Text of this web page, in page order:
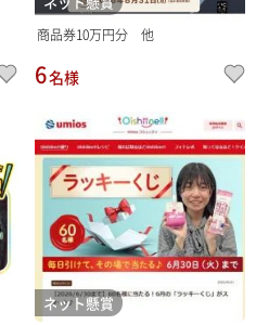
商品券10万円分 他
6名様
ネット懸賞